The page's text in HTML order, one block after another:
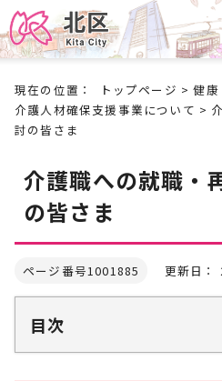
現在の位置： トップページ >健
介護人材確保支援事業について >
討の皆さま
介護職への就職・
の皆さま
ページ番号1001885 更新日：
目次